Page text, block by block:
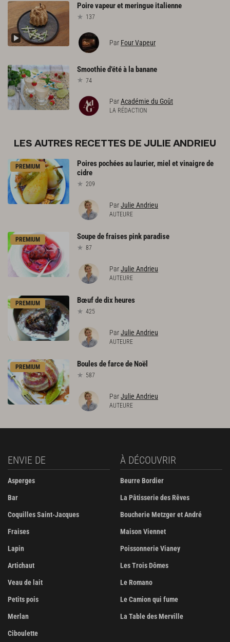
Poirevapeuretmeringue italienne
137
Par Four Vapeur
Smoothied’étéà la banane
74
ParAcadémie du Goût
LA RÉDACTION
LES AUTRES RECETTES DE JULIE ANDRIEU
PREMIUM Poirespochéesau laurier, miel etvinaigrede
cidre
209
ParJulie Andrieu
AUTEURE
PREMIUM Soupedefraisespinkparadise
87
ParJulie Andrieu
AUTEURE
PREMIUM Bœufdedix heures
425
ParJulie Andrieu
AUTEURE
PREMIUM Boulesdefarcede Noël
587
ParJulie Andrieu
AUTEURE
ENVIE DE
Asperges
Bar
Coquilles Saint-Jacques
Fraises
Lapin
Artichaut
Veau de lait
Petits pois
Merlan
Ciboulette
À DÉCOUVRIR
Beurre Bordier
La Pâtisserie des Rêves
Boucherie Metzger et André
Maison Viennet
Poissonnerie Vianey
Les Trois Dômes
Le Romano
Le Camion qui fume
La Table des Merville